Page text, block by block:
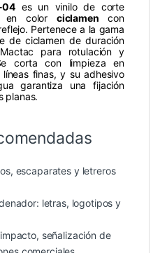
04 es un vinilo de corte
en color ciclamen con
Pertenece a la gama
de ciclamen de duración
para rotulación y
corta con limpieza en
finas, y su adhesivo
garantiza una fijación
planas.
escaparates y letreros
letras, logotipos y
señalización de